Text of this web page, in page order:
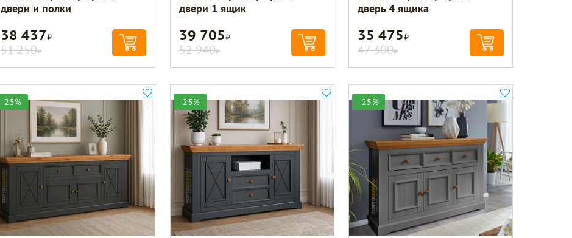
двери и полки
38 437Р
51 250Р
двери 1 ящик
39 705Р
52 940Р
дверь 4 ящика
35 475Р
47 300Р
-25% -25% -25%